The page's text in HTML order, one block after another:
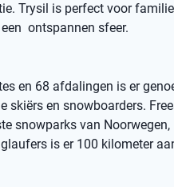
Trysil is perfect voor
ontspannen sfeer.
en 68 afdalingen is er
skiërs en snowboarders.
snowparks van
is er 100 kilometer